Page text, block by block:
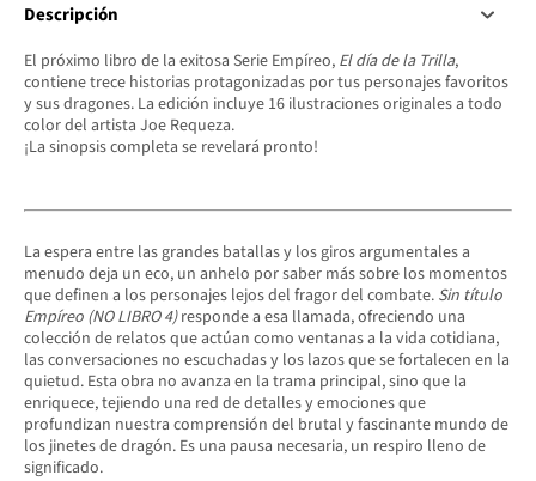
Descripción
El próximo libro de la exitosa Serie Empíreo, El día de la Trilla,
contiene trece historias protagonizadas por tus personajes favoritos
y sus dragones. La edición incluye 16 ilustraciones originales a todo
color del artista Joe Requeza.
¡La sinopsis completa se revelará pronto!
La espera entre las grandes batallas y los giros argumentales a
menudo deja un eco, un anhelo por saber más sobre los momentos
que definen a los personajes lejos del fragor del combate. Sin título
Empíreo (NO LIBRO 4)responde a esa llamada, ofreciendo una
colección de relatos que actúan como ventanas a la vida cotidiana,
las conversaciones no escuchadas y los lazos que se fortalecen en la
quietud. Esta obra no avanza en la trama principal, sino que la
enriquece, tejiendo una red de detalles y emociones que
profundizan nuestra comprensión del brutal y fascinante mundo de
los jinetes de dragón. Es una pausa necesaria, un respiro lleno de
significado.